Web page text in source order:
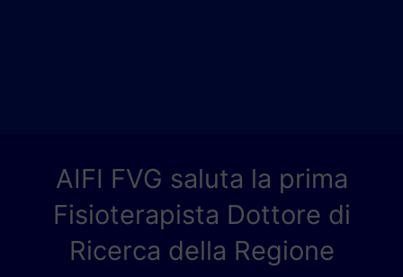
AIFI FVG saluta la prima
Fisioterapista Dottore di
Ricerca della Regione